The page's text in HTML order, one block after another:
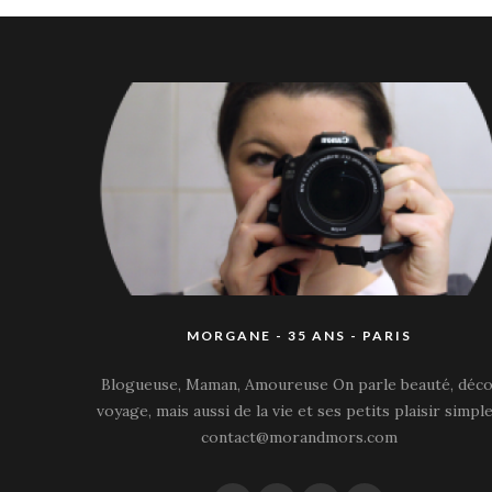
MORGANE - 35 ANS - PARIS
Blogueuse, Maman, Amoureuse On parle beauté,
voyage, mais aussi de la vie et ses petits plaisir
contact@morandmors.com